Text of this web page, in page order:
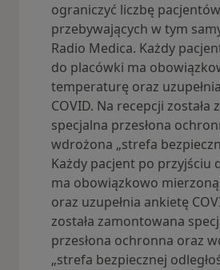
ograniczyć liczbę pacjentów
przebywających w tym
Radio Medica. Każdy
do placówki ma
temperaturę oraz
COVID. Na recepcji została
specjalna przesłona
wdrożona „strefa
Każdy pacjent po przyjściu
ma obowiązkowo
oraz uzupełnia ankietę
została zamontowana
przesłona ochronna oraz
„strefa bezpiecznej